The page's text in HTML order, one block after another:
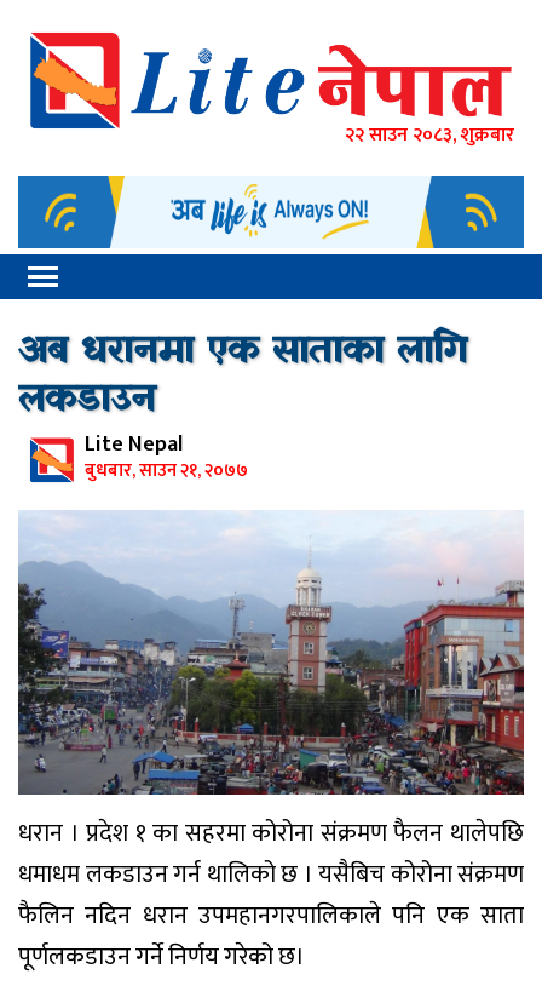
२२ साउन २०८३, शुक्रबार
अब धरानमा एक साताका लागि
लकडाउन
Lite Nepal
बुधबार, साउन २१, २०७७
धरान । प्रदेश १ का सहरमा कोरोना संक्रमण फैलन थालेपछि
धमाधम लकडाउन गर्न थालिको छ । यसैबिच कोरोना संक्रमण
फैलिन नदिन धरान उपमहानगरपालिकाले पनि एक साता
पूर्णलकडाउन गर्ने निर्णय गरेको छ।